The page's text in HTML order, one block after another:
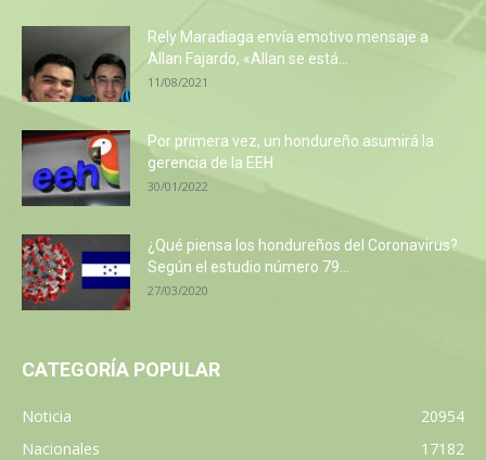
Rely Maradiaga envía emotivo mensaje a
Allan Fajardo, «Allan se está...
11/08/2021
Por primera vez, un hondureño asumirá la
gerencia de la EEH
30/01/2022
¿Qué piensa los hondureños del Coronavirus?
Según el estudio número 79...
27/03/2020
CATEGORÍA POPULAR
Noticia
20954
Nacionales
17182